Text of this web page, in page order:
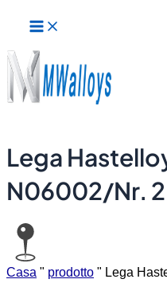
contenuto
principale
Lega
N06002/Nr.
Casa " prodotto " Lega